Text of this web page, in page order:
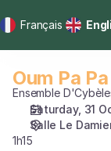
Français Current
selection
Damier
Foncenex
Oum
Pa
Oum Pa
Ensemble
Saturday, 31
Salle Le
1h15